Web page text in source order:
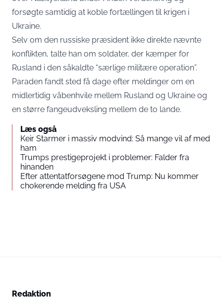
forsøgte samtidig at koble fortællingen til krigen i
Ukraine.
Selv om den russiske præsident ikke direkte nævnte
konflikten, talte han om soldater, der kæmper for
Rusland i den såkaldte “særlige militære operation”.
Paraden fandt sted få dage efter meldinger om en
midlertidig våbenhvile mellem Rusland og Ukraine og
en større fangeudveksling mellem de to lande.
Læs også
Keir Starmer i massiv modvind: Så mange vil af med
ham
Trumps prestigeprojekt i problemer: Falder fra
hinanden
Efter attentatforsøgene mod Trump: Nu kommer
chokerende melding fra USA
Redaktion